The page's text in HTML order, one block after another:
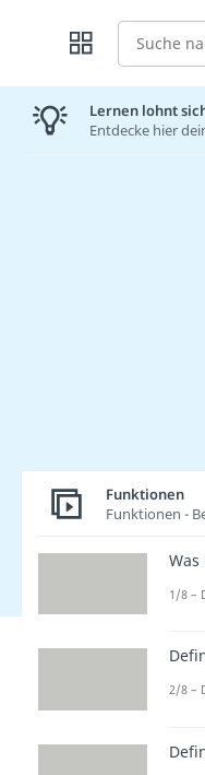
Suche
Lernen lohnt
Entdecke hier
Funktionen
Funktionen -
1/8 –
2/8 –